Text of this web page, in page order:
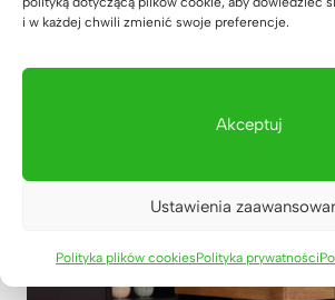
i w każdej chwili zmienić swoje preferencje.
Akceptuj
Ustawienia
Polityka plików cookiesPolityka prywatności